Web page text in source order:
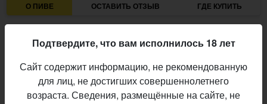
О ПИВЕ ОСТАВИТЬ ОТЗЫВ ГДЕ КУПИТЬ
Пивоварня:
Алкоголь:
4,6%
Горечь:
15 IBU
Начало
Подтвердите, что вам исполнилось 18 лет
Сайт содержит информацию, не рекомендованную
для лиц, не достигших совершеннолетнего
возраста. Сведения, размещённые на сайте, не